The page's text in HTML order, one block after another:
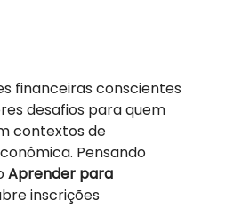
financeiras conscientes
desafios para quem
contextos de
Pensando
Aprender para
inscrições